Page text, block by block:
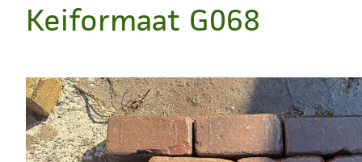
Keiformaat G068